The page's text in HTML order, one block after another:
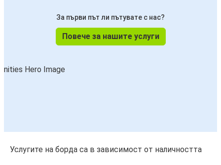
За първи път ли пътувате с нас?
Повече за нашите услуги
Услугите на борда са в зависимост от наличността